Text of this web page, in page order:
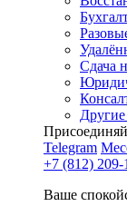
Сдача
Telegram
+7 (812) 209-
Ваше